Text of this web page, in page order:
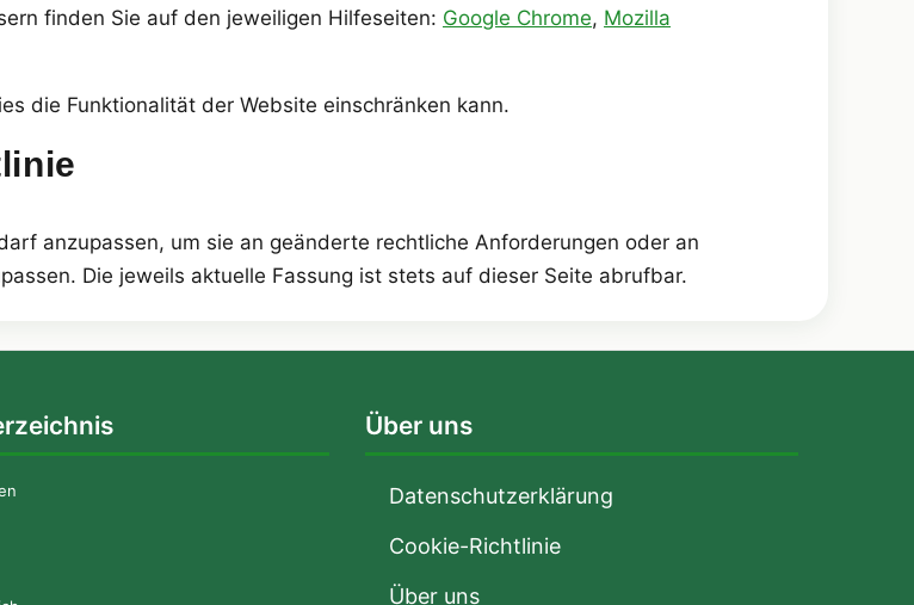
finden Sie auf den jeweiligen Hilfeseiten: Google Chrome, Mozilla
die Funktionalität der Website einschränken kann.
anzupassen, um sie an geänderte rechtliche Anforderungen oder an
Die jeweils aktuelle Fassung ist stets auf dieser Seite abrufbar.
Über uns
Datenschutzerklärung
Cookie-Richtlinie
Über uns